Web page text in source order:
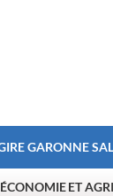
GARONNE
ÉCONOMIE ET